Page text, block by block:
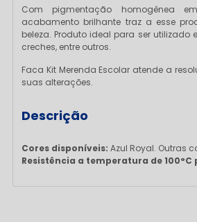
Com pigmentação homogênea
acabamento brilhante traz a esse
beleza. Produto ideal para ser utilizado
creches, entre outros.
Faca Kit Merenda Escolar atende a
suas alterações.
Descrição
Cores disponíveis: Azul Royal. Outras
Resistência a temperatura de